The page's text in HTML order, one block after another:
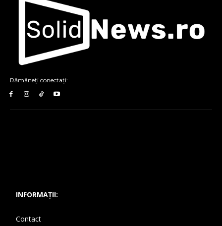
Rămâneți conectați:
INFORMAȚII:
Contact